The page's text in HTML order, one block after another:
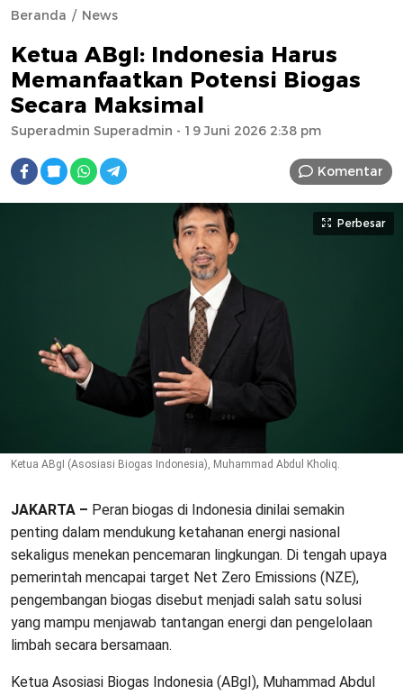
Beranda News
Ketua ABgI: Indonesia Harus
Memanfaatkan Potensi Biogas
Secara Maksimal
Superadmin Superadmin - 19 Juni 2026 2:38 pm
Komentar
Perbesar
Ketua ABgI (Asosiasi Biogas Indonesia), Muhammad Abdul Kholiq.
JAKARTA – Peran biogas di Indonesia dinilai semakin
penting dalam mendukung ketahanan energi nasional
sekaligus menekan pencemaran lingkungan. Di tengah upaya
pemerintah mencapai target Net Zero Emissions (NZE),
pengembangan biogas disebut menjadi salah satu solusi
yang mampu menjawab tantangan energi dan pengelolaan
limbah secara bersamaan.
Ketua Asosiasi Biogas Indonesia (ABgI), Muhammad Abdul